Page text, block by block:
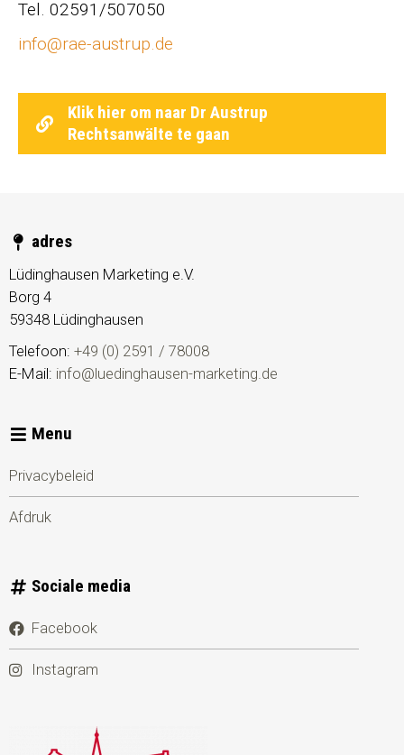
Tel. 02591/507050
info@rae-austrup.de
Klik hier om naar Dr Austrup
Rechtsanwälte te gaan
adres
Lüdinghausen Marketing e.V.
Borg 4
59348 Lüdinghausen
Telefoon: +49 (0) 2591 / 78008
E-Mail: info@luedinghausen-marketing.de
Menu
Privacybeleid
Afdruk
Sociale media
Facebook
Instagram